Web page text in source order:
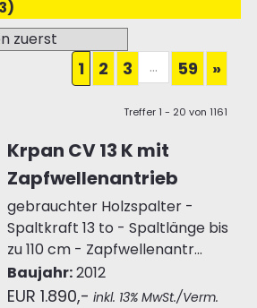
1 2 3 ... 59 »
Treffer 1 - 20 von 1161
Krpan CV 13 K mit
Zapfwellenantrieb
gebrauchter Holzspalter -
Spaltkraft 13 to - Spaltlänge bis
zu 110 cm - Zapfwellenantr...
Baujahr:2012
EUR 1.890,- inkl. 13% MwSt./Verm.